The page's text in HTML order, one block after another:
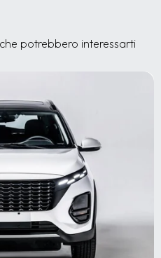
potrebbero interessarti